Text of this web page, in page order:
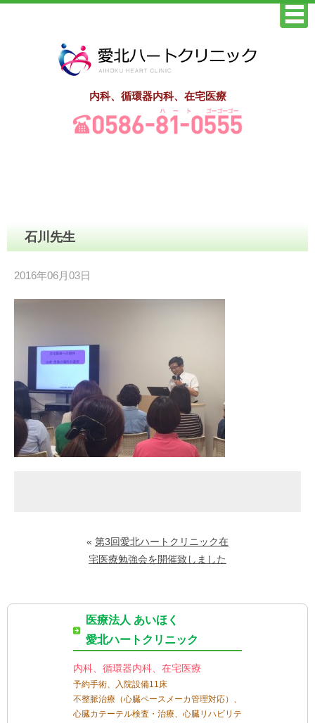
内科、循環器内科、在宅医療
石川先生
2016年06月03日
« 第3回愛北ハートクリニック在
宅医療勉強会を開催致しました
医療法人 あいほく
愛北ハートクリニック
内科、循環器内科、在宅医療
予約手術、入院設備11床
不整脈治療（心臓ペースメーカ管理対応）、
心臓カテーテル検査・治療、心臓リハビリテ